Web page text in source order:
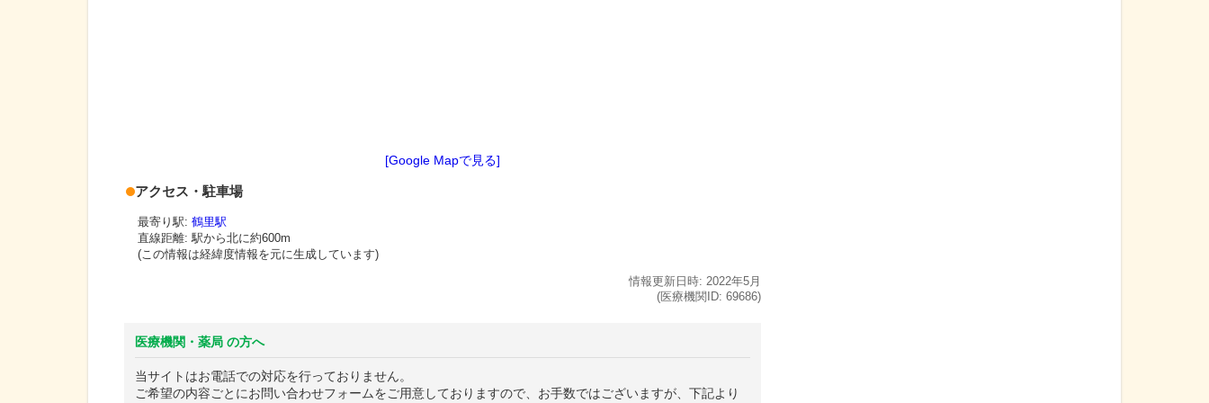
[Google Mapで見る]
アクセス・駐車場
最寄り駅: 鶴里駅
直線距離: 駅から北に約600m
(この情報は経緯度情報を元に生成しています)
情報更新日時: 2022年5月
(医療機関ID: 69686)
医療機関・薬局 の方へ
当サイトはお電話での対応を行っておりません。
ご希望の内容ごとにお問い合わせフォームをご用意しておりますので、お手数ではございますが、下記より